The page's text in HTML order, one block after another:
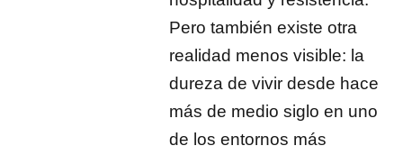
Pero también existe otra
realidad menos visible: la
dureza de vivir desde hace
más de medio siglo en uno
de los entornos más